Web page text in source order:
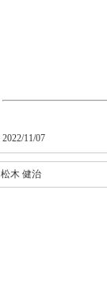
2022/11/07
松木 健治